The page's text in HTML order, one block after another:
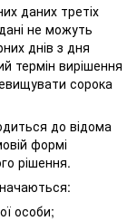
даних третіх
не можуть
днів з дня
термін вирішення
сорока
до відома
формі
рішення.
особи;